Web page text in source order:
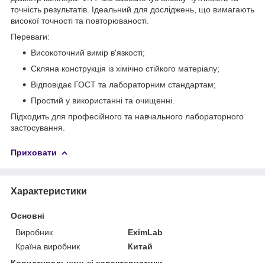
точність результатів. Ідеальний для досліджень, що вимагають
високої точності та повторюваності.
Переваги:
Високоточний вимір в'язкості;
Скляна конструкція із хімічно стійкого матеріалу;
Відповідає ГОСТ та лабораторним стандартам;
Простий у використанні та очищенні.
Підходить для професійного та навчального лабораторного
застосування.
Приховати
Характеристики
Основні
Виробник
EximLab
Країна виробник
Китай